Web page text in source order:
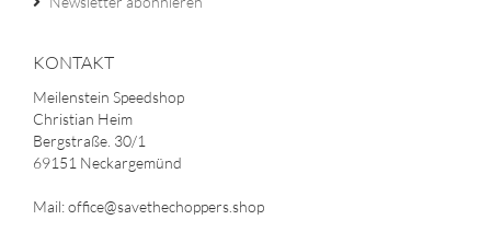
KONTAKT
Meilenstein Speedshop
Christian Heim
Bergstraße. 30/1
69151 Neckargemünd
Mail: office@savethechoppers.shop